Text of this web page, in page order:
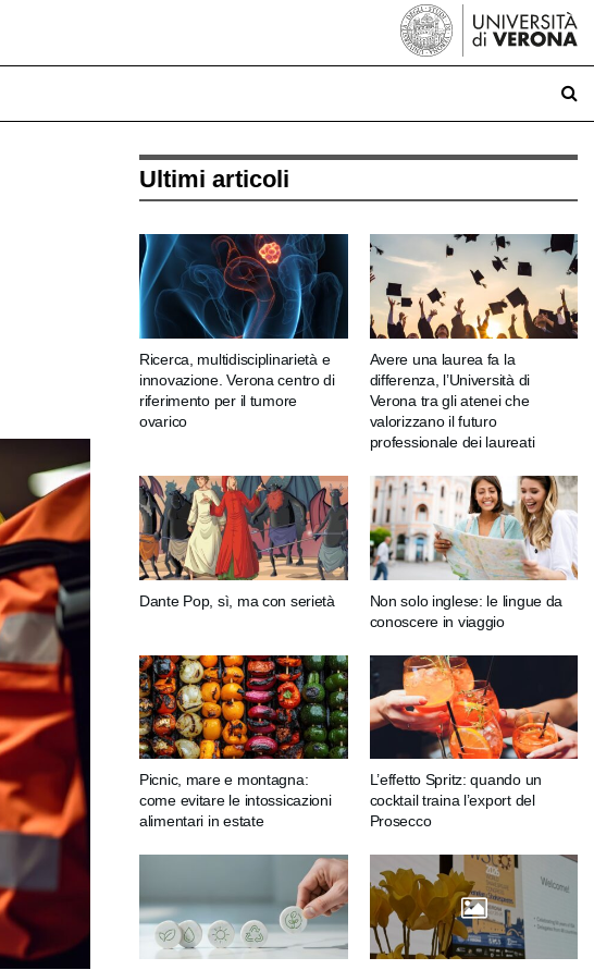
Ultimi articoli
Ricerca, multidisciplinarietà e
innovazione. Verona centro di
riferimento per il tumore
ovarico
Avere una laurea fa la
differenza, l’Università di
Verona tra gli atenei che
valorizzano il futuro
professionale dei laureati
Dante Pop, sì, ma con serietà
Non solo inglese: le lingue da
conoscere in viaggio
Picnic, mare e montagna:
come evitare le intossicazioni
alimentari in estate
L’effetto Spritz: quando un
cocktail traina l’export del
Prosecco